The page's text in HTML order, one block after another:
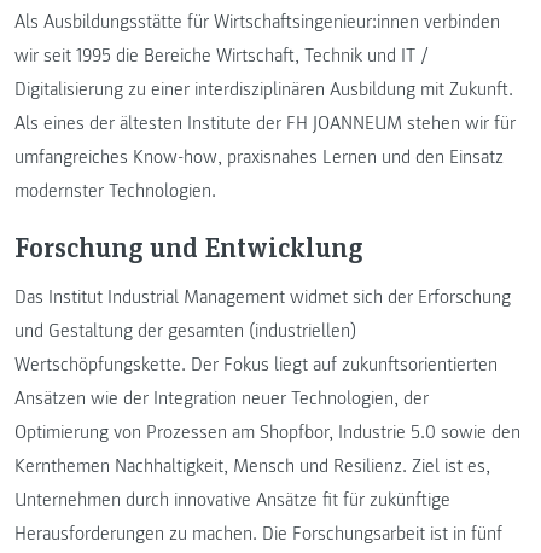
Als Ausbildungsstätte für Wirtschaftsingenieur:innen verbinden
wir seit 1995 die Bereiche Wirtschaft, Technik und IT /
Digitalisierung zu einer interdisziplinären Ausbildung mit Zukunft.
Als eines der ältesten Institute der FH JOANNEUM stehen wir für
umfangreiches Know-how, praxisnahes Lernen und den Einsatz
modernster Technologien.
Forschung und Entwicklung
Das Institut Industrial Management widmet sich der Erforschung
und Gestaltung der gesamten (industriellen)
Wertschöpfungskette. Der Fokus liegt auf zukunftsorientierten
Ansätzen wie der Integration neuer Technologien, der
Optimierung von Prozessen am Shopfloor, Industrie 5.0 sowie den
Kernthemen Nachhaltigkeit, Mensch und Resilienz. Ziel ist es,
Unternehmen durch innovative Ansätze fit für zukünftige
Herausforderungen zu machen. Die Forschungsarbeit ist in fünf